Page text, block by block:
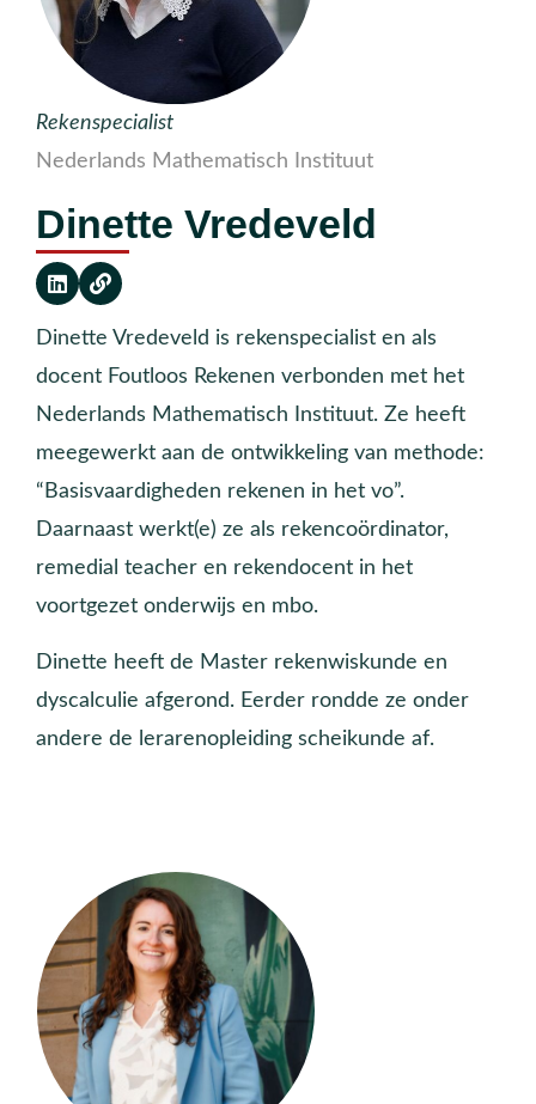
Rekenspecialist
Nederlands Mathematisch Instituut
Dinette Vredeveld
Dinette Vredeveld is rekenspecialist en als
docent Foutloos Rekenen verbonden met het
Nederlands Mathematisch Instituut. Ze heeft
meegewerkt aan de ontwikkeling van methode:
“Basisvaardigheden rekenen in het vo”.
Daarnaast werkt(e) ze als rekencoördinator,
remedial teacher en rekendocent in het
voortgezet onderwijs en mbo.
Dinette heeft de Master rekenwiskunde en
dyscalculie afgerond. Eerder rondde ze onder
andere de lerarenopleiding scheikunde af.